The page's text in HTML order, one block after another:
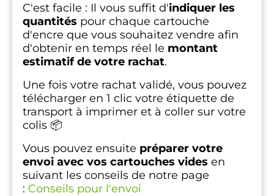
C'est facile : Il vous suffit d'indiquer les
quantités pour chaque cartouche
d'encre que vous souhaitez vendre afin
d'obtenir en temps réel le montant
estimatif de votre rachat.
Une fois votre rachat validé, vous pouvez
télécharger en 1 clic votre étiquette de
transport à imprimer et à coller sur votre
colis 📦
Vous pouvez ensuite préparer votre
envoi avec vos cartouches vides en
suivant les conseils de notre page
: Conseils pour l'envoi